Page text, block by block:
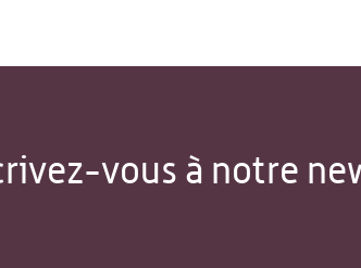
vous à notre